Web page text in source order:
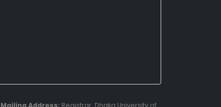
Mailing Address: Registrar, Dhaka University of